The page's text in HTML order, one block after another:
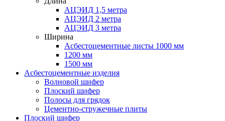
АЦЭИД 1,5 метра
АЦЭИД 2 метра
АЦЭИД 3 метра
Ширина
Асбестоцементные листы 1000 мм
1200 мм
1500 мм
Асбестоцементные изделия
Волновой шифер
Плоский шифер
Полосы для грядок
Цементно-стружечные плиты
Плоский шифер